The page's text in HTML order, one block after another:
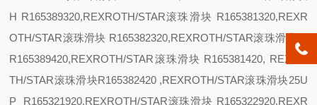
H R165389320,REXROTH/STAR滚珠滑块 R165381320,REXR
OTH/STAR滚珠滑块 R165382320,REXROTH/STAR滚珠滑块
R165389420,REXROTH/STAR滚珠滑块 R165381420, REXRO
TH/STAR滚珠滑块R165382420 ,REXROTH/STAR滚珠滑块25U
P R165321920,REXROTH/STAR滚珠滑块 R165322920,REXR